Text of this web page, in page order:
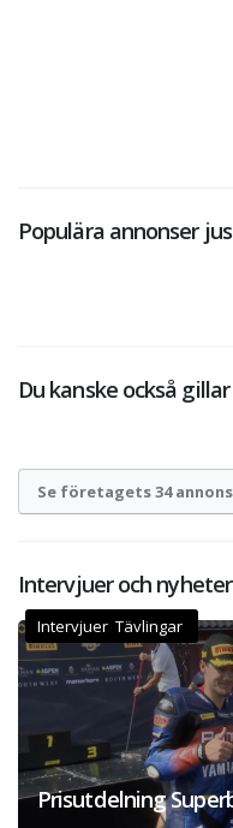
Populära annonser
Du kanske också gillar
Se företagets 34
Intervjuer och nyheter
Intervjuer Tävlingar
Prisutdelning